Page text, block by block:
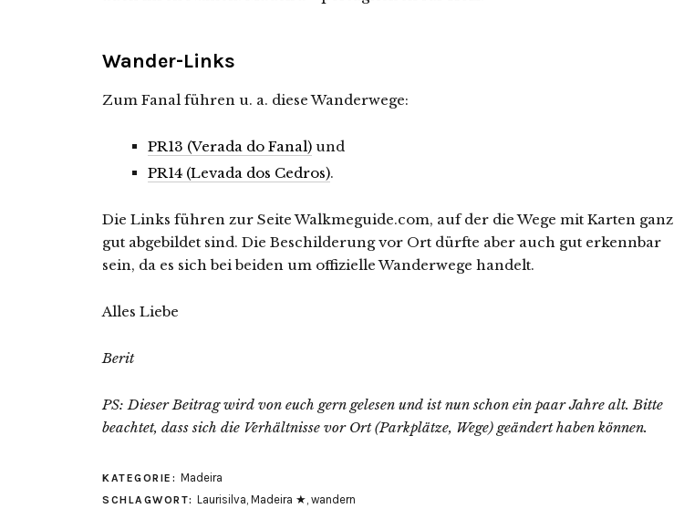
Wander-Links
Zum Fanal führen u. a. diese Wanderwege:
PR13 (Verada do Fanal) und
PR14 (Levada dos Cedros).
Die Links führen zur Seite Walkmeguide.com, auf der die Wege mit Karten ganz
gut abgebildet sind. Die Beschilderung vor Ort dürfte aber auch gut erkennbar
sein, da es sich bei beiden um offizielle Wanderwege handelt.
Alles Liebe
Berit
PS: Dieser Beitrag wird von euch gern gelesen und ist nun schon ein paar Jahre alt. Bitte
beachtet, dass sich die Verhältnisse vor Ort (Parkplätze, Wege) geändert haben können.
KATEGORIE: Madeira
SCHLAGWORT: Laurisilva, Madeira ★, wandern